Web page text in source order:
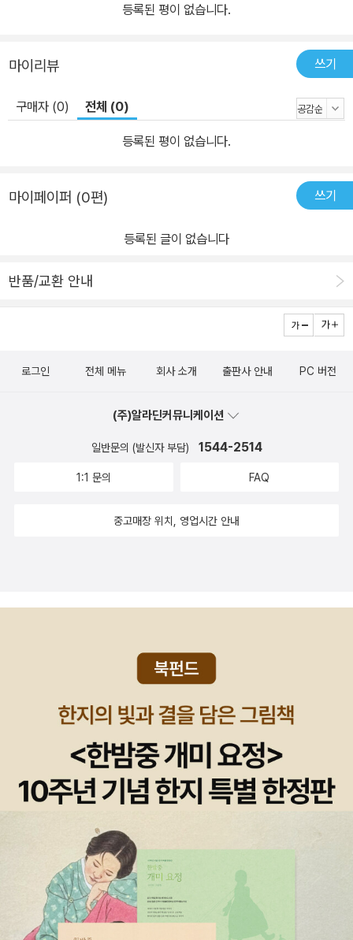
등록된 평이 없습니다.
마이리뷰 쓰기
구매자 (0) 전체 (0)
등록된 평이 없습니다.
마이페이퍼 (0편) 쓰기
등록된 글이 없습니다
반품/교환 안내
로그인 전체 메뉴 회사 소개 출판사 안내 PC 버전
(주)알라딘커뮤니케이션
일반문의 (발신자 부담) 1544-2514
1:1 문의 FAQ
중고매장 위치, 영업시간 안내